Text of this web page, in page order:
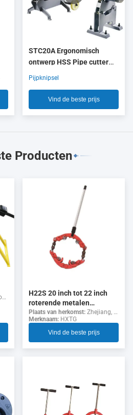
STC20A Ergonomisch
ontwerp HSS Pipe cutter
Pipe Cutting Machine 8" -
Pijpknipsel
Vind de beste prijs
Producten
H22S 20 inch tot 22 inch
roterende metalen
pijpleiders 40.5kg
300*70*40cm
Plaats van herkomst: Zhejiang, China
Merknaam: HXTG
Vind de beste prijs